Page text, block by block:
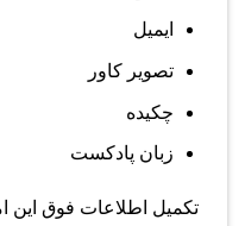
ایمیل
تصویر کاور
چکیده
زبان پادکست
تکمیل اطلاعات فوق این